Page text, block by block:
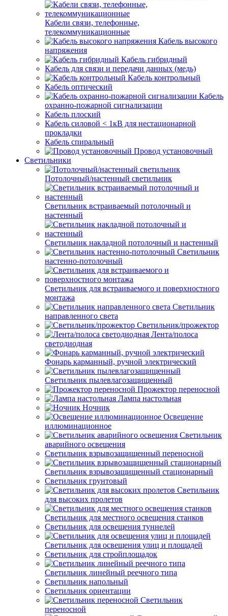
Кабели связи, телефонные,
телекоммуникационные
Кабель высокого
напряжения
Кабель гибридный
Кабель для связи и передачи данных (медь)
Кабель контрольный
Кабель оптический
Кабель
охранно-пожарной сигнализации
Кабель плоский
Кабель силовой < 1кВ для нестационарной
прокладки
Кабель спиральный
Провод установочный
Светильники
Потолочный/настенный светильник
Светильник встраиваемый потолочный и
настенный
Светильник накладной потолочный и настенный
Светильник
настенно-потолочный
Светильник для встраиваемого и поверхностного
монтажа
Светильник
направленного света
Светильник/прожектор
Лента/полоса
светодиодная
Фонарь карманный, ручной электрический
Светильник пылевлагозащищенный
Прожектор переносной
Лампа настольная
Ночник
Освещение
иллюминационное
Светильник
аварийного освещения
Светильник взрывозащищенный переносной
Светильник взрывозащищенный стационарный
Светильник грунтовый
Светильник
для высоких пролетов
Светильник для местного освещения станков
Светильник для освещения туннелей
Светильник для освещения улиц и площадей
Светильник для стройплощадок
Светильник линейный реечного типа
Светильник напольный
Светильник ориентации
Светильник
переносной